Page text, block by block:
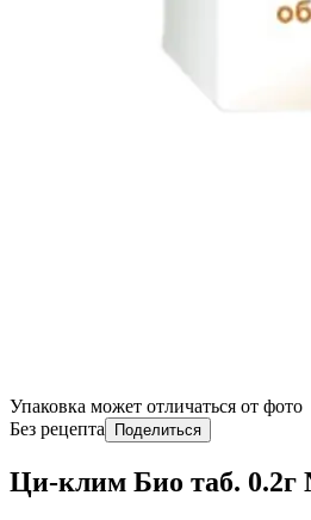
Упаковка может отличаться от фото
Без рецепта
Поделиться
Ци-клим Био таб. 0.2г